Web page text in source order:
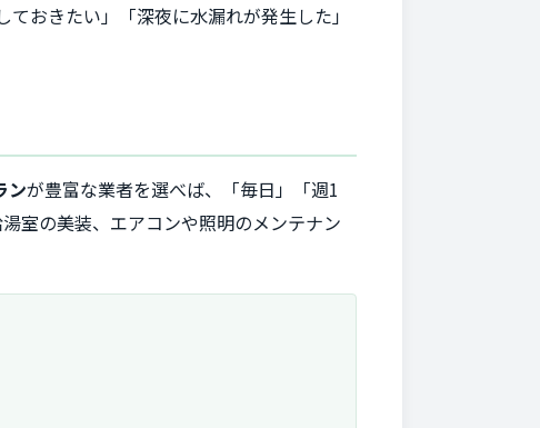
おきたい」「深夜に水漏れが発生した」
ンが豊富な業者を選べば、「毎日」「週1
室の美装、エアコンや照明のメンテナン